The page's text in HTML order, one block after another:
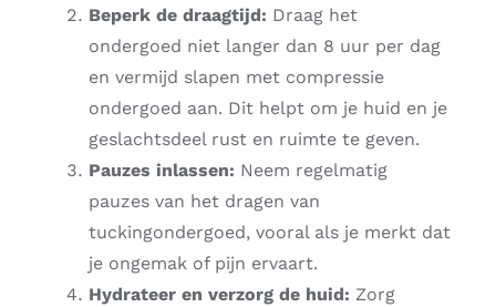
Beperk de draagtijd: Draag het
ondergoed niet langer dan 8 uur per dag
en vermijd slapen met compressie
ondergoed aan. Dit helpt om je huid en je
geslachtsdeel rust en ruimte te geven.
Pauzes inlassen: Neem regelmatig
pauzes van het dragen van
tuckingondergoed, vooral als je merkt dat
je ongemak of pijn ervaart.
Hydrateer en verzorg de huid: Zorg